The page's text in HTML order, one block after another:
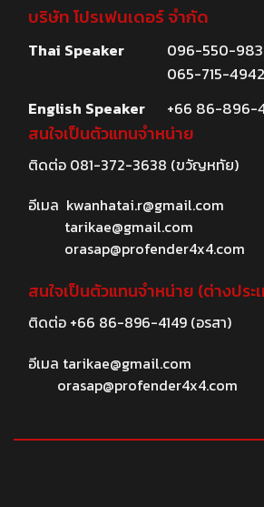
บริษัท โปรเฟนเดอร์ จำกัด
Thai Speaker
096-550-
065-715-
English Speaker
+66 86-896-
สนใจเป็นตัวแทนจำหน่าย
ติดต่อ 081-372-3638 (ขวัญหทัย)
อีเมล kwanhatai.r@gmail.com
tarikae@gmail.com
orasap@profender4x4.com
สนใจเป็นตัวแทนจำหน่าย (ต่างประ
ติดต่อ +66 86-896-4149(อรสา)
อีเมล tarikae@gmail.com
orasap@profender4x4.com